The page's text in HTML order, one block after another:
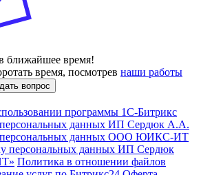
ближайшее время!
время, посмотрев наши работы
вопрос
программы 1С-Битрикс
персональных данных ИП Сердюк А.А.
персональных данных ООО ЮИКС-ИТ
персональных данных ИП Сердюк
Политика в отношении файлов